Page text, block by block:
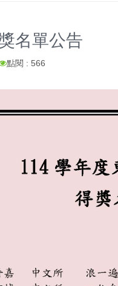
名單公告
點閱 : 566